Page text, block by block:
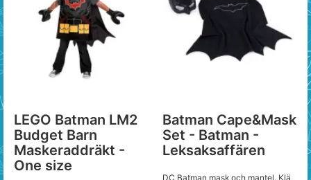
LEGO Batman LM2
Budget Barn
Maskeraddräkt -
One size
Batman Cape&Mask
Set - Batman -
Leksaksaffären
DC Batman mask och mantel. Klä